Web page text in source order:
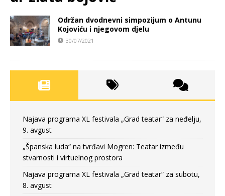
Održan dvodnevni simpozijum o Antunu
Kojoviću i njegovom djelu
30/07/2021
Najava programa XL festivala „Grad teatar“ za neđelju,
9. avgust
„Španska luda“ na tvrđavi Mogren: Teatar između
stvarnosti i virtuelnog prostora
Najava programa XL festivala „Grad teatar“ za subotu,
8. avgust